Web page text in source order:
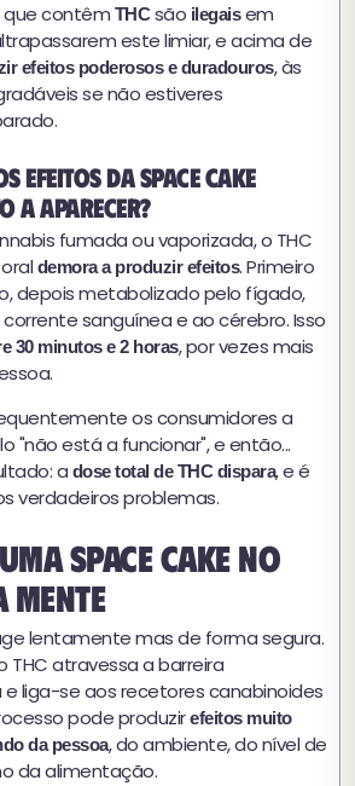
que contêm THCsão ilegaisem
este limiar, e acima de
efeitos poderosos e duradouros, às
se não estiveres
efeitos da space cake
a aparecer?
fumada ou vaporizada, o THC
demora a produzir efeitos. Primeiro
depois metabolizado pelo fígado,
sanguínea e ao cérebro. Isso
30 minutos e 2 horas, por vezes mais
os consumidores a
"não está a funcionar", e então...
a dose total de THC dispara, e é
verdadeiros problemas.
space cake no
mente
lentamente mas de forma segura.
THC atravessa a barreira
liga-se aos recetores canabinoides
pode produzirefeitos muito
da pessoa, do ambiente, do nível de
da alimentação.